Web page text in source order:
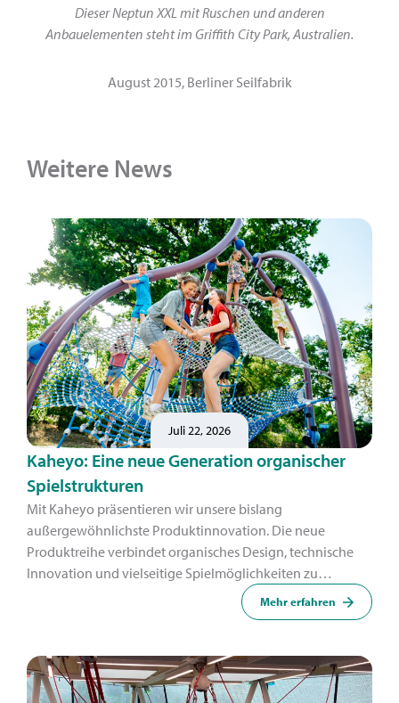
Dieser Neptun XXL mit Ruschen und anderen
Anbauelementen steht im Griffith City Park, Australien.
August 2015, Berliner Seilfabrik
Weitere News
Juli 22, 2026
Kaheyo: Eine neue Generation organischer
Spielstrukturen
Mit Kaheyo präsentieren wir unsere bislang
außergewöhnlichste Produktinnovation. Die neue
Produktreihe verbindet organisches Design, technische
Innovation und vielseitige Spielmöglichkeiten zu
Spielstrukturen, die wirken, als seien sie zwischen Boden
Mehr erfahren